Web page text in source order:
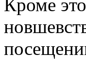
Кроме